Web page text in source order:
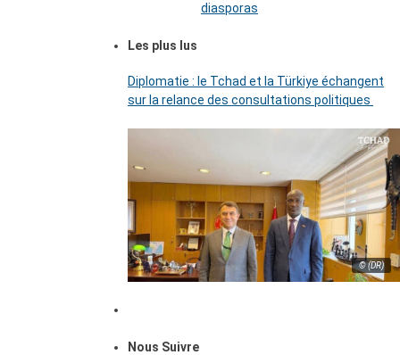
diasporas
Les plus lus
Diplomatie : le Tchad et la Türkiye échangent
sur la relance des consultations politiques
© (DR)
Nous Suivre